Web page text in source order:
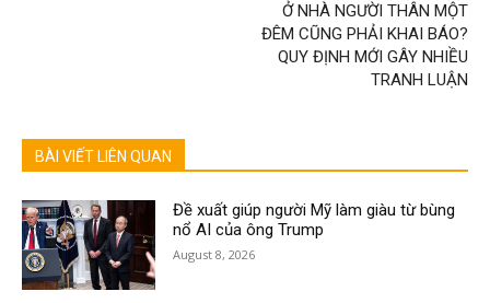
Ở NHÀ NGƯỜI THÂN MỘT
ĐÊM CŨNG PHẢI KHAI BÁO?
QUY ĐỊNH MỚI GÂY NHIỀU
TRANH LUẬN
BÀI VIẾT LIÊN QUAN
Đề xuất giúp người Mỹ làm giàu từ bùng
nổ AI của ông Trump
August 8, 2026